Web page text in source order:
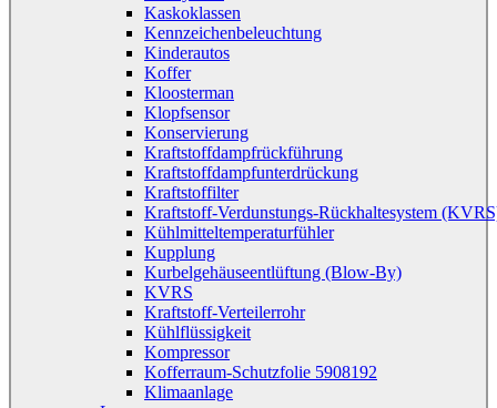
Kaskoklassen
Kennzeichenbeleuchtung
Kinderautos
Koffer
Kloosterman
Klopfsensor
Konservierung
Kraftstoffdampfrückführung
Kraftstoffdampfunterdrückung
Kraftstoffilter
Kraftstoff-Verdunstungs-Rückhaltesystem
Kühlmitteltemperaturfühler
Kupplung
Kurbelgehäuseentlüftung (Blow-By)
KVRS
Kraftstoff-Verteilerrohr
Kühlflüssigkeit
Kompressor
Kofferraum-Schutzfolie 5908192
Klimaanlage